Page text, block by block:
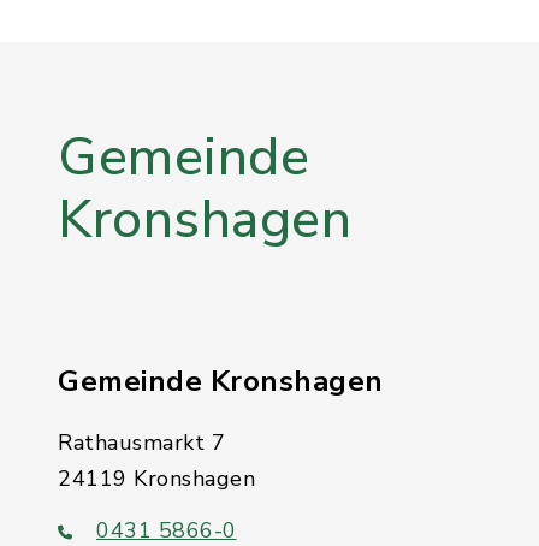
Gemeinde
Kronshagen
Gemeinde Kronshagen
Rathausmarkt 7
24119 Kronshagen
0431 5866-0